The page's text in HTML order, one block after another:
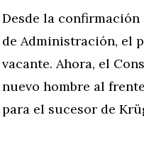
Desde la
de Administración, el
vacante. Ahora, el
nuevo hombre al
para el sucesor de